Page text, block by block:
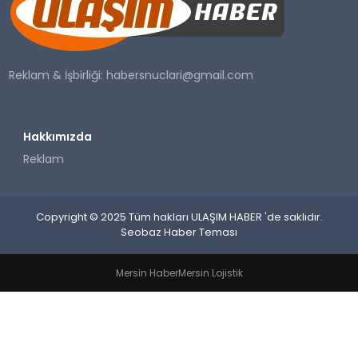
SAĞLIK
YAŞAM
Reklam & İşbirliği:habersnuclari@gmail.com
Hakkımızda
Reklam
Copyright © 2025 Tüm hakları ULAŞIM HABER 'de saklıdır.
Seobaz Haber Teması
Mersin HaberMersin Lojistik